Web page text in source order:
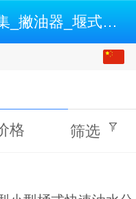
油水分离_浮油收集_撇油器_堰式撇油机_开式油水分离机-500强企业认证供应商
格 筛选